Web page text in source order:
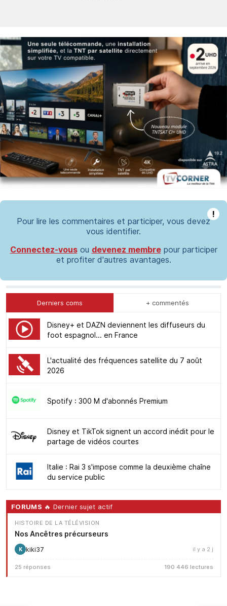
!
Pour lire les commentaires et participer, vous devez
vous identifier.
Connectez-vousou devenez membrepour participer
et profiter d'autres avantages.
Derniers coms + commentés
Disney+ et DAZN deviennent les diffuseurs du
foot espagnol... en France
L'actualité des fréquences satellite du 7 août
2026
Spotify : 300 M d'abonnés Premium
Disney et TikTok signent un accord inédit pour le
partage de vidéos courtes
Italie : Rai 3 s'impose comme la deuxième chaîne
du service public
FORUMS 🔥 Dernier sujet actif
HISTOIRE DE LA TÉLÉVISION
Nos Ancêtres précurseurs
K kiki37 il y a 2 j
25 réponses 190 446 lectures